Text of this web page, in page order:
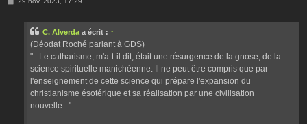
C. Alverda a écrit : ↑
(Déodat Roché parlant à GDS)
"...Le catharisme, m'a-t-il dit, était une résurgence de la gnose, de la
science spirituelle manichéenne. Il ne peut être compris que par
l'enseignement de cette science qui prépare l'expansion du
christianisme ésotérique et sa réalisation par une civilisation
nouvelle..."